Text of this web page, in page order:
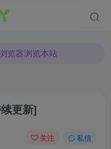
览器浏览本站
览器浏览本站
更新]
关注 私信